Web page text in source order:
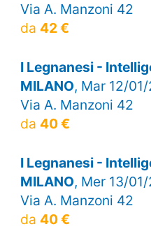
Via A. Manzoni 42
da 42 €
I Legnanesi -
MILANO, Mar 12/01/
Via A. Manzoni 42
da 40 €
I Legnanesi -
MILANO, Mer 13/01/
Via A. Manzoni 42
da 40 €